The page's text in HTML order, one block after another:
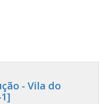
- Vila do